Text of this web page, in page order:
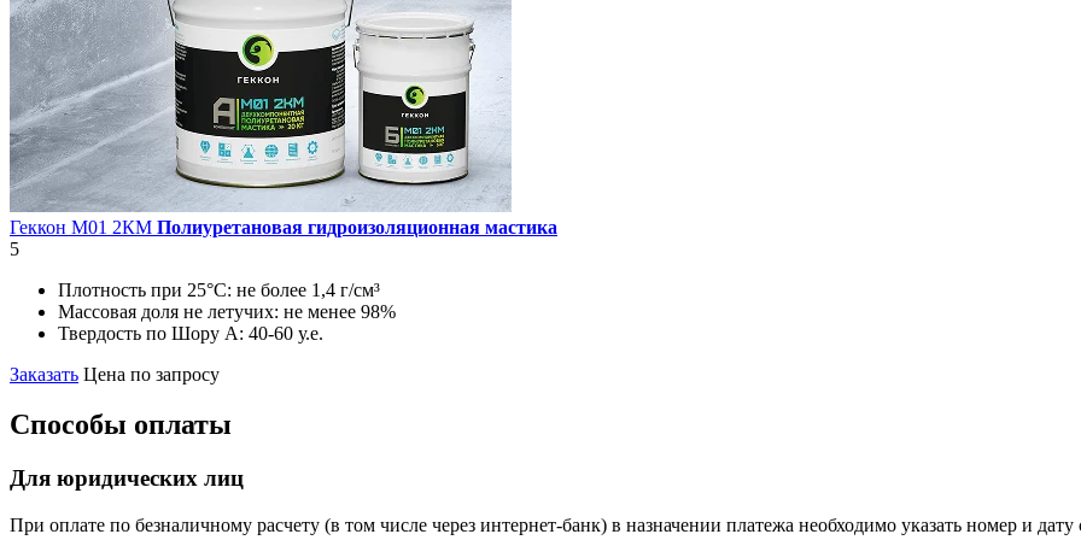
Геккон М01 2КМ Полиуретановая гидроизоляционная мастика
5
Плотность при 25°С: не более 1,4 г/см³
Массовая доля не летучих: не менее 98%
Твердость по Шору А: 40-60 у.е.
Заказать Цена по запросу
Способы оплаты
Для юридических лиц
При оплате по безналичному расчету (в том числе через интернет-банк) в назначении платежа необходимо указать номер и дату